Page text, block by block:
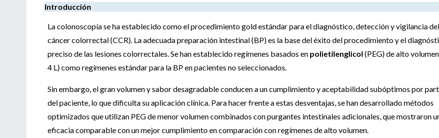
Introducción
La colonoscopía se ha establecido como el procedimiento gold estándar para el diagnóstico, detección y vigilancia del
cáncer colorrectal (CCR). La adecuada preparación intestinal (BP) es la base del éxito del procedimiento y el
preciso de las lesiones colorrectales. Se han establecido regímenes basados en polietilenglicol (PEG) de alto
4 L) como regímenes estándar para la BP en pacientes no seleccionados.
Sin embargo, el gran volumen y sabor desagradable conducen a un cumplimiento y aceptabilidad subóptimos por
del paciente, lo que dificulta su aplicación clínica. Para hacer frente a estas desventajas, se han desarrollado métodos
optimizados que utilizan PEG de menor volumen combinados con purgantes intestinales adicionales, que mostraron
eficacia comparable con un mejor cumplimiento en comparación con regímenes de alto volumen.